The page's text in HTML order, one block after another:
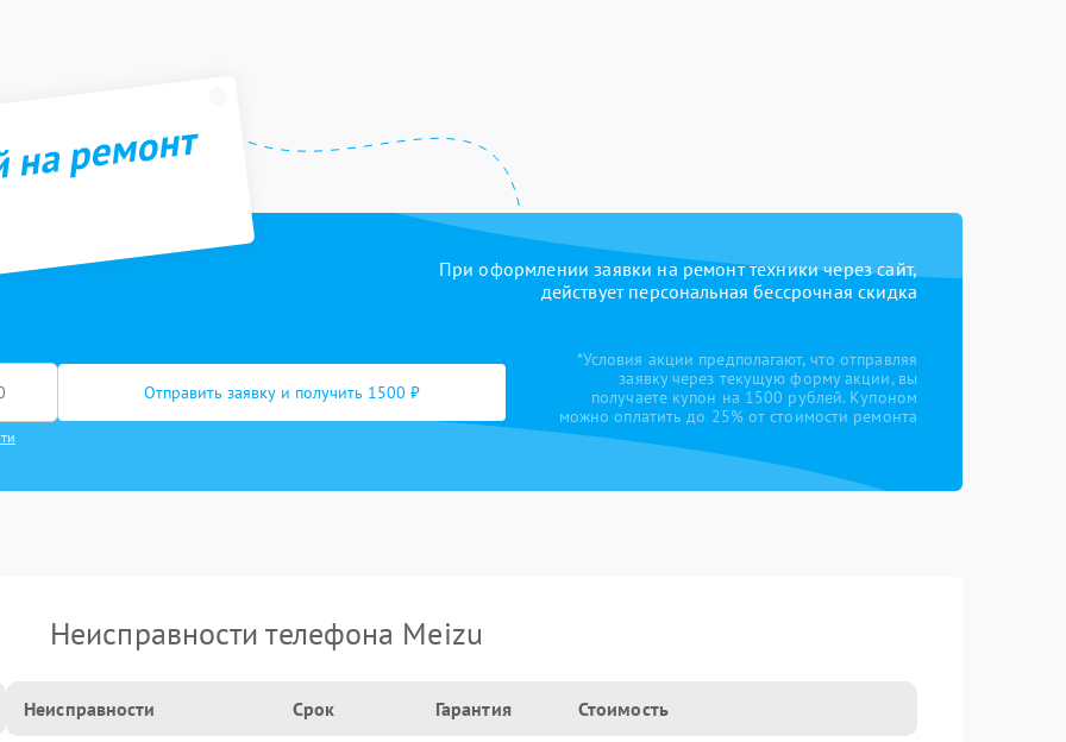
ремонт
При оформлении заявки на ремонт техники через сайт,
действует персональная бессрочная скидка
Отправить заявку и получить 1500 ₽
*Условия акции предполагают, что отправляя
заявку через текущую форму акции, вы
получаете купон на 1500 рублей. Купоном
можно оплатить до 25% от стоимости ремонта
Неисправности телефона Meizu
Неисправности Срок Гарантия Стоимость